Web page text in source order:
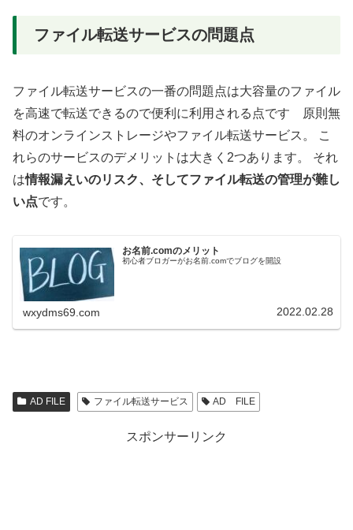
ファイル転送サービスの問題点
ファイル転送サービスの一番の問題点は大容量のファイル
を高速で転送できるので便利に利用される点です 原則無
料のオンラインストレージやファイル転送サービス。 こ
れらのサービスのデメリットは大きく2つあります。 それ
は情報漏えいのリスク、そしてファイル転送の管理が難し
い点です。
お名前.comのメリット
初心者ブロガーがお名前.comでブログを開設
wxydms69.com 2022.02.28
AD FILE ファイル転送サービス AD FILE
スポンサーリンク